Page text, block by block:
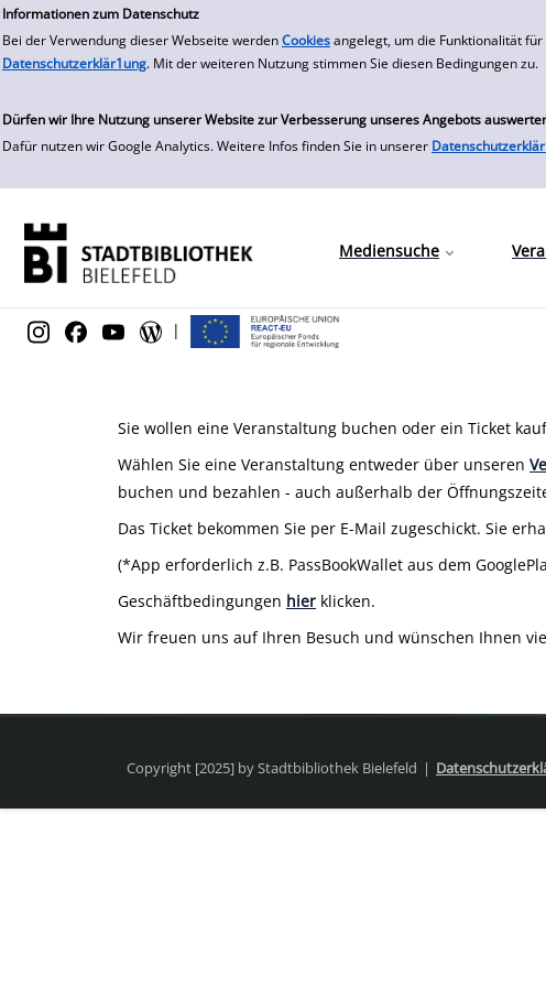
Informationen zum Datenschutz
Bei der Verwendung dieser Webseite werden Cookies angelegt, um die Funktionalität
Datenschutzerklär1ung. Mit der weiteren Nutzung stimmen Sie diesen Bedingungen zu.
Dürfen wir Ihre Nutzung unserer Website zur Verbesserung unseres Angebots
Dafür nutzen wir Google Analytics. Weitere Infos finden Sie in unserer
zur Navigation springen
zum Inhalt springen
Mediensuche
|
Sie wollen eine Veranstaltung buchen oder ein Ticket
Wählen Sie eine Veranstaltung entweder über unseren
buchen und bezahlen - auch außerhalb der
Das Ticket bekommen Sie per E-Mail zugeschickt. Sie
(*App erforderlich z.B. PassBookWallet aus dem
Geschäftbedingungen hier klicken.
Wir freuen uns auf Ihren Besuch und wünschen Ihnen
Copyright [2025] by Stadtbibliothek Bielefeld